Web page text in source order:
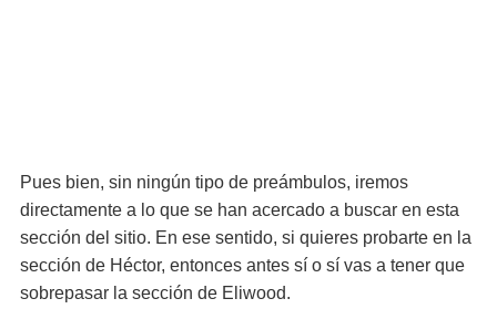
Pues bien, sin ningún tipo de preámbulos, iremos
directamente a lo que se han acercado a buscar en esta
sección del sitio. En ese sentido, si quieres probarte en la
sección de Héctor, entonces antes sí o sí vas a tener que
sobrepasar la sección de Eliwood.